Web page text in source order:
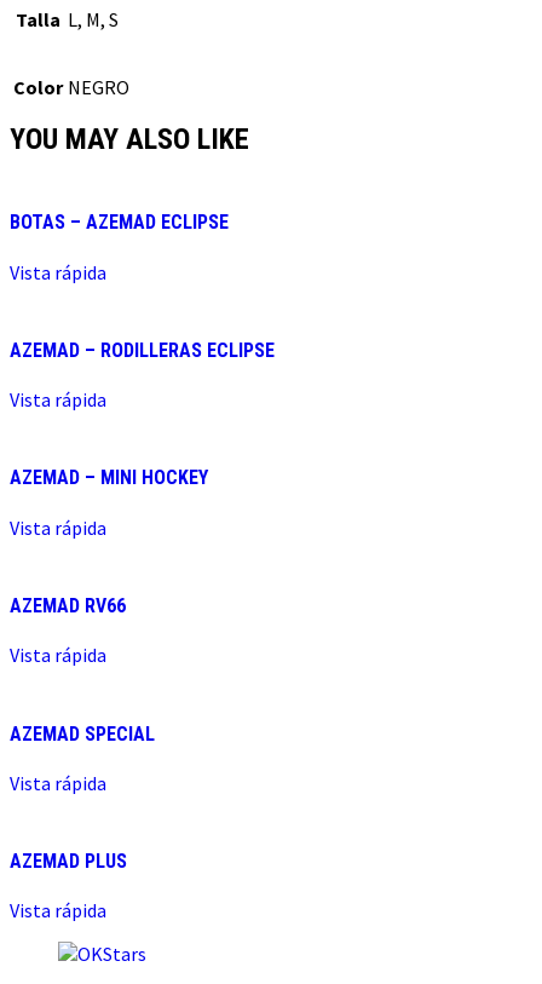
Talla L, M, S
Color NEGRO
YOU MAY ALSO LIKE
BOTAS – AZEMAD ECLIPSE
Vista rápida
AZEMAD – RODILLERAS ECLIPSE
Vista rápida
AZEMAD – MINI HOCKEY
Vista rápida
AZEMAD RV66
Vista rápida
AZEMAD SPECIAL
Vista rápida
AZEMAD PLUS
Vista rápida